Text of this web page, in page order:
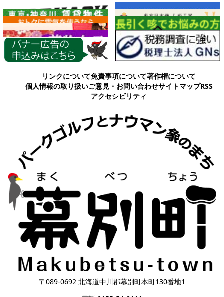
各種情報
リンクについて免責事項について著作権について
個人情報の取り扱いご意見・お問い合わせサイトマップRSS
アクセシビリティ
〒089-0692 北海道中川郡幕別町本町130番地1